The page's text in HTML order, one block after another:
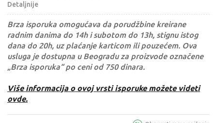
Detaljnije
Brza isporuka omogućava da porudžbine kreirane
radnim danima do 14h i subotom do 13h, stignu istog
dana do 20h, uz plaćanje karticom ili pouzećem. Ova
usluga je dostupna u Beogradu za proizvode označene
„Brza isporuka“ po ceni od 750 dinara.
Više informacija o ovoj vrsti isporuke možete videti
ovde.